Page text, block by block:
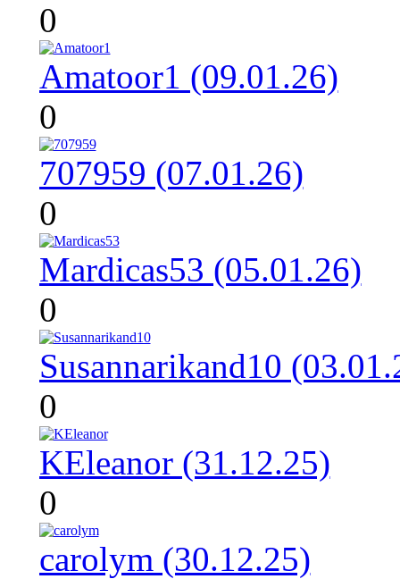
0
Amatoor1 (09.01.26)
0
707959 (07.01.26)
0
Mardicas53 (05.01.26)
0
Susannarikand10
0
KEleanor (31.12.25)
0
carolym (30.12.25)